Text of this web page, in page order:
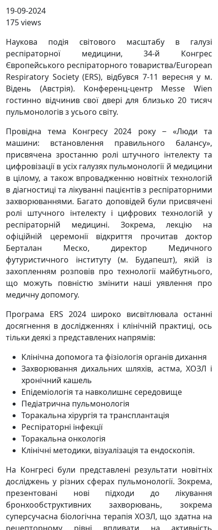
19-09-2024
175 views
Наукова подія світового масштабу в галузі
респіраторної медицини, 34-й Конгрес
Європейського респіраторного товариства/European
Respiratory Society (ERS), відбувся 7-11 вересня у м.
Відень (Австрія). Конференц-центр Messe Wien
гостинно відчинив свої двері для близько 20 тисяч
пульмонологів з усього світу.
Провідна тема Конгресу 2024 року ‒ «Люди та
машини: встановлення правильного балансу»,
присвячена зростанню ролі штучного інтелекту та
цифровізації в усіх галузях пульмонології й медицини
в цілому, а також впровадженню новітніх технологій
в діагностиці та лікуванні пацієнтів з респіраторними
захворюваннями. Багато доповідей були присвячені
ролі штучного інтелекту і цифрових технологій у
респіраторній медицині. Зокрема, лекцію на
офіційній церемонії відкриття прочитав доктор
Берталан Меско, директор Медичного
футуристичного інституту (м. Будапешт), якій із
захопленням розповів про технології майбутнього,
що можуть повністю змінити наші уявлення про
медичну допомогу.
Програма ERS 2024 широко висвітлювала останні
досягнення в дослідженнях і клінічній практиці, ось
тільки деякі з представлених напрямів:
Клінічна допомога та фізіологія органів дихання
Захворювання дихальних шляхів, астма, ХОЗЛ і
хронічний кашель
Епідеміологія та навколишнє середовище
Педіатрична пульмонологія
Торакальна хірургія та трансплантація
Респіраторні інфекції
Торакальна онкологія
Клінічні методики, візуалізація та ендоскопія.
На Конгресі були представлені результати новітніх
досліджень у різних сферах пульмонології. Зокрема,
презентовані нові підходи до лікування
бронхообструктивних захворювань, зокрема
суперсучасна біологічна терапія ХОЗЛ, що здатна на